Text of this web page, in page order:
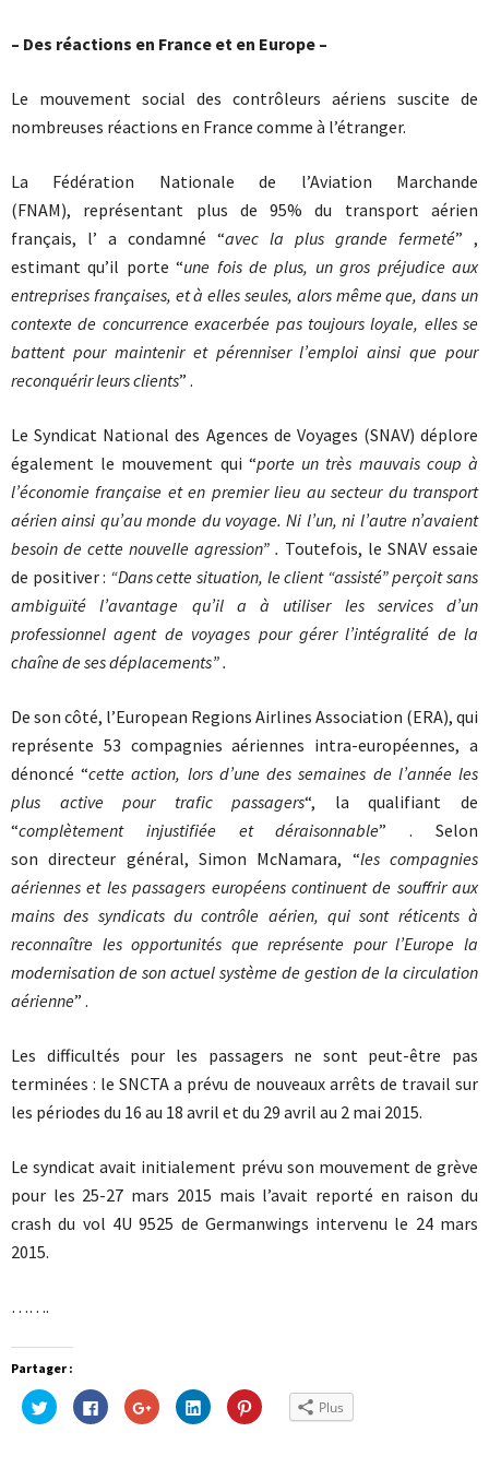
– Des réactions en France et en Europe –
Le mouvement social des contrôleurs aériens suscite de
nombreuses réactions en France comme à l’étranger.
La Fédération Nationale de l’Aviation Marchande
(FNAM), représentant plus de 95% du transport aérien
français, l’ a condamné “avec la plus grande fermeté” ,
estimant qu’il porte “une fois de plus, un gros préjudice aux
entreprises françaises, et à elles seules, alors même que, dans un
contexte de concurrence exacerbée pas toujours loyale, elles se
battent pour maintenir et pérenniser l’emploi ainsi que pour
reconquérir leurs clients” .
Le Syndicat National des Agences de Voyages (SNAV) déplore
également le mouvement qui “porte un très mauvais coup à
l’économie française et en premier lieu au secteur du transport
aérien ainsi qu’au monde du voyage. Ni l’un, ni l’autre n’avaient
besoin de cette nouvelle agression” . Toutefois, le SNAV essaie
de positiver : “Dans cette situation, le client “assisté” perçoit sans
ambiguïté l’avantage qu’il a à utiliser les services d’un
professionnel agent de voyages pour gérer l’intégralité de la
chaîne de ses déplacements” .
De son côté, l’European Regions Airlines Association (ERA), qui
représente 53 compagnies aériennes intra-européennes, a
dénoncé “cette action, lors d’une des semaines de l’année les
plus active pour trafic passagers“, la qualifiant de
“complètement injustifiée et déraisonnable” . Selon
son directeur général, Simon McNamara, “les compagnies
aériennes et les passagers européens continuent de souffrir aux
mains des syndicats du contrôle aérien, qui sont réticents à
reconnaître les opportunités que représente pour l’Europe la
modernisation de son actuel système de gestion de la circulation
aérienne” .
Les difficultés pour les passagers ne sont peut-être pas
terminées : le SNCTA a prévu de nouveaux arrêts de travail sur
les périodes du 16 au 18 avril et du 29 avril au 2 mai 2015.
Le syndicat avait initialement prévu son mouvement de grève
pour les 25-27 mars 2015 mais l’avait reporté en raison du
crash du vol 4U 9525 de Germanwings intervenu le 24 mars
2015.
…….
Partager :
Cliquez
pour
partager
Cliquez
pour
partager
Cliquez
pour
partager
Cliquez
pour
partager
Cliquez
pour Plus